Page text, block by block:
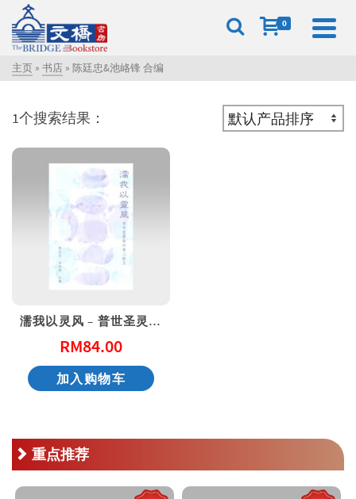
0
主页 » 书店 » 陈廷忠&池峈锋 合编
1个搜索结果：
濡我以灵风 – 普世圣灵论的华人献呈
RM84.00
加入购物车
重点推荐